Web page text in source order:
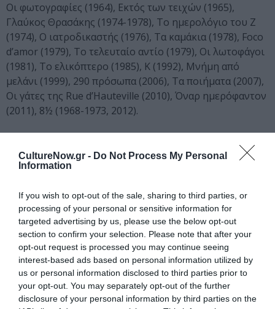
CultureNow.gr - Do Not Process My Personal
Information
If you wish to opt-out of the sale, sharing to third parties, or
processing of your personal or sensitive information for
targeted advertising by us, please use the below opt-out
section to confirm your selection. Please note that after your
opt-out request is processed you may continue seeing
interest-based ads based on personal information utilized by
us or personal information disclosed to third parties prior to
your opt-out. You may separately opt-out of the further
disclosure of your personal information by third parties on the
Οι φωτογραφίες (1964), Εκτός των τειχών (1965),
Γλαύκος Θρασάκης (1974-1978), Το ημερολόγιο του Ζ
(1974), Ο ιατροδικαστής (1976), Τα καμάκια (1978), Foco
d’amor (1979), Το τελευταίο αντίο (1979), Οι λωτοφάγοι
(1981), Το ελικόπτερο (1985), Κ (1992), Μνήμη από
μελάνι (1999), 290 πρόσωπα (2006), Τα ποιήματα (2007),
Οι γάτες της Rue d’Hauteville (2010), Όναρ ημερόφαντον
(2011), 8½ (1968-1973, 2012).
(Ε.ΚΕ.ΒΙ.), είναι ο πιο πολυμεταφρασμένος Έλληνας
πεζογράφος μετά τον Καζαντζάκη.
Είναι παντρεμένος με την υψίφωνο Βάσω Παπαντωνίου
και έχουν μια κόρη, την Ευρυδίκη.
Ταυτότητα
Πληροφορίες έκδοσης:ISBN:960-446-213-1, Μαλακό
εξώφυλλο, Σχήμα:14 x 21 εκ., Σελίδες:320, Τιμή: €15,00